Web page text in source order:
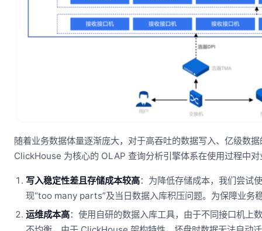
随着业务数据体量逐渐庞大，对于高吞吐的数据写入、亿级数
ClickHouse 为核心的 OLAP 查询分析引擎体系在使用过程中
写入稳定性差且存储成本较高：为降低存储成本，我们尝试
现“too many parts”及当日数据入库积压问题。为保障业务
运维成本高：使用自研的数据入库工具，由于不同接口机上